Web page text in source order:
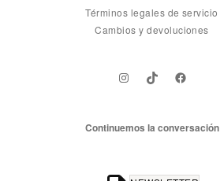
Términos legales de servicio
Cambios y devoluciones
InstagramTikTokFacebook
Continuemos la conversación